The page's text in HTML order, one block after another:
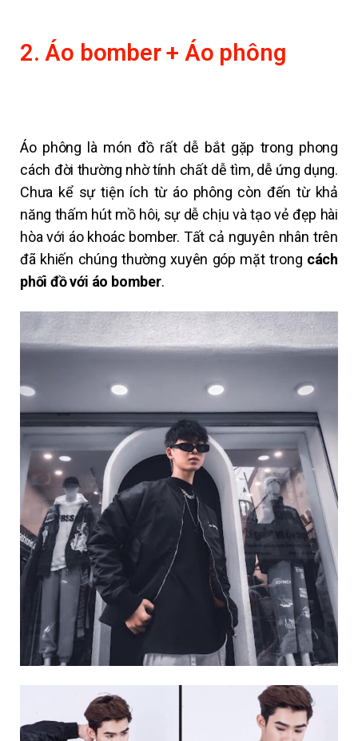
2. Áo bomber + Áo phông
Áo phông là món đồ rất dễ bắt gặp trong phong
cách đời thường nhờ tính chất dễ tìm, dễ ứng dụng.
Chưa kể sự tiện ích từ áo phông còn đến từ khả
năng thấm hút mồ hôi, sự dễ chịu và tạo vẻ đẹp hài
hòa với áo khoác bomber. Tất cả nguyên nhân trên
đã khiến chúng thường xuyên góp mặt trong cách
phối đồ với áo bomber.